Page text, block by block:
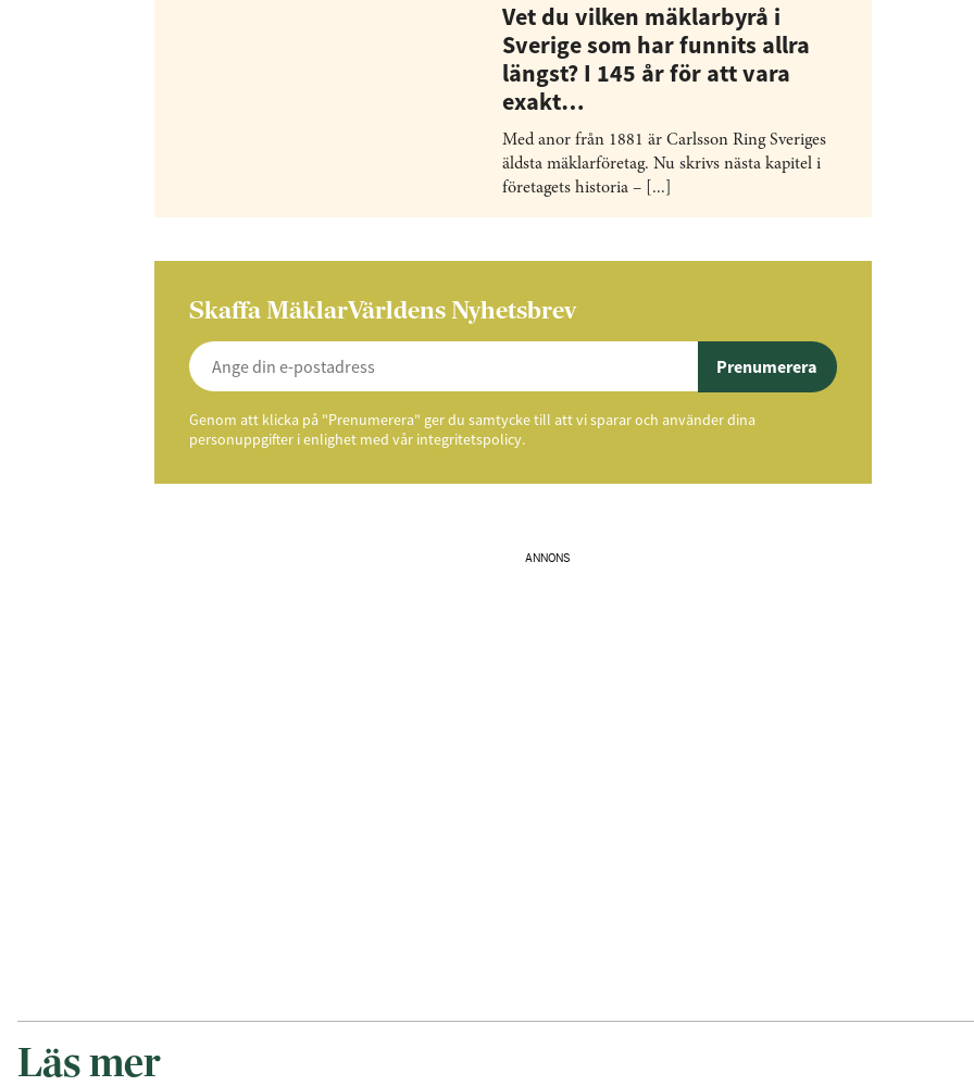
Vet du vilken mäklarbyrå i
Sverige som har funnits allra
längst? I 145 år för att vara
exakt…
Med anor från 1881 är Carlsson Ring Sveriges
äldsta mäklarföretag. Nu skrivs nästa kapitel i
företagets historia – [...]
Skaffa MäklarVärldens Nyhetsbrev
Prenumerera
Genom att klicka på "Prenumerera" ger du samtycke till att vi sparar och använder dina
personuppgifter i enlighet med vår integritetspolicy.
ANNONS
Läs mer